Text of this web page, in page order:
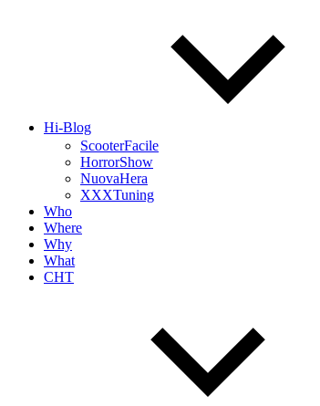
Hi-Blog
ScooterFacile
HorrorShow
NuovaHera
XXXTuning
Who
Where
Why
What
CHT